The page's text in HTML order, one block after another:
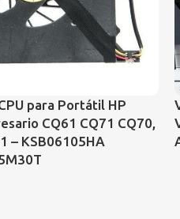
para Portátil HP
CQ61 CQ71 CQ70,
– KSB06105HA